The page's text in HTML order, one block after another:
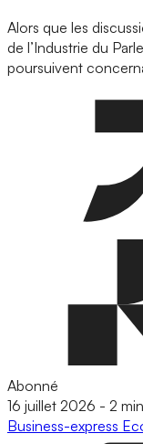
Alors que les
de l’Industrie du
poursuivent
Abonné
16 juillet 2026 - 2 min
Business-express